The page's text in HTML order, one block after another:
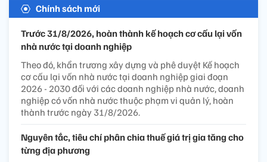
Chính sách mới
Trước 31/8/2026, hoàn thành kế hoạch cơ cấu lại vốn
nhà nước tại doanh nghiệp
Theo đó, khẩn trương xây dựng và phê duyệt Kế hoạch
cơ cấu lại vốn nhà nước tại doanh nghiệp giai đoạn
2026 - 2030 đối với các doanh nghiệp nhà nước, doanh
nghiệp có vốn nhà nước thuộc phạm vi quản lý, hoàn
thành trước ngày 31/8/2026.
Nguyên tắc, tiêu chí phân chia thuế giá trị gia tăng cho
từng địa phương